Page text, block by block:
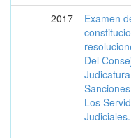
2017
Examen
Del
Los
Judiciales.